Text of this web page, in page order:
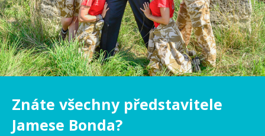
Znáte všechny představitele
Jamese Bonda?